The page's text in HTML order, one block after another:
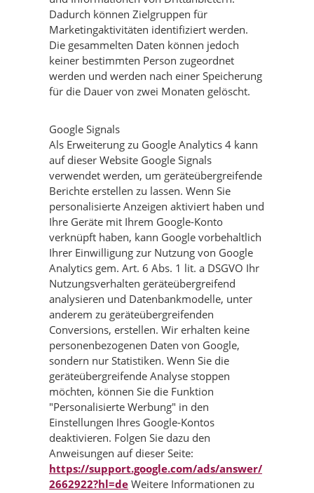
Dadurch können Zielgruppen für
Marketingaktivitäten identifiziert werden.
Die gesammelten Daten können jedoch
keiner bestimmten Person zugeordnet
werden und werden nach einer Speicherung
für die Dauer von zwei Monaten gelöscht.
Google Signals
Als Erweiterung zu Google Analytics 4 kann
auf dieser Website Google Signals
verwendet werden, um geräteübergreifende
Berichte erstellen zu lassen. Wenn Sie
personalisierte Anzeigen aktiviert haben und
Ihre Geräte mit Ihrem Google-Konto
verknüpft haben, kann Google vorbehaltlich
Ihrer Einwilligung zur Nutzung von Google
Analytics gem. Art. 6 Abs. 1 lit. a DSGVO Ihr
Nutzungsverhalten geräteübergreifend
analysieren und Datenbankmodelle, unter
anderem zu geräteübergreifenden
Conversions, erstellen. Wir erhalten keine
personenbezogenen Daten von Google,
sondern nur Statistiken. Wenn Sie die
geräteübergreifende Analyse stoppen
möchten, können Sie die Funktion
"Personalisierte Werbung" in den
Einstellungen Ihres Google-Kontos
deaktivieren. Folgen Sie dazu den
Anweisungen auf dieser Seite:
https://support.google.com/ads/answer/
2662922?hl=de Weitere Informationen zu